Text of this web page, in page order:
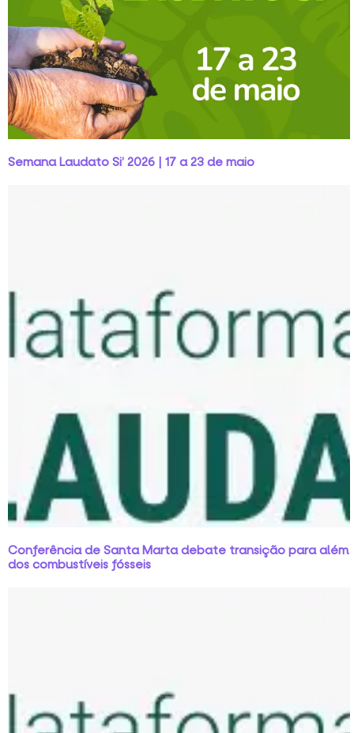
Semana Laudato Si’ 2026 | 17 a 23 de maio
Conferência de Santa Marta debate transição para além
dos combustíveis fósseis